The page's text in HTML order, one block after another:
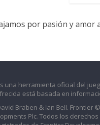
por pasión y
una herramienta oficial del
está basada en
Braben & Ian Bell. Frontier
Plc. Todos los